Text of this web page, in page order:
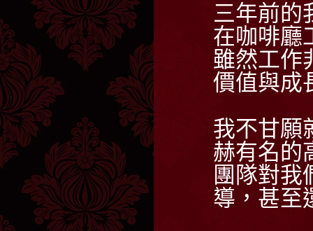
三年前的
在咖啡廳
雖然工作
價值與成
我不甘願
赫有名的
團隊對我
導，甚至